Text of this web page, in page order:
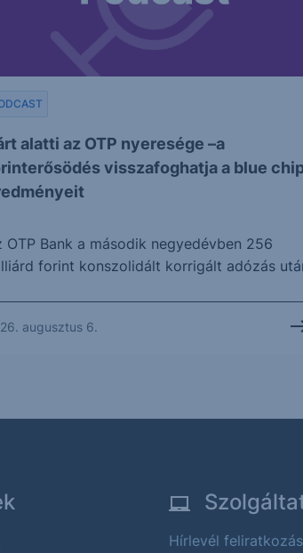
alatti az OTP nyeresége –a
visszafoghatja a blue
OTP Bank a második negyedévben 256
forint konszolidált korrigált adózás
augusztus 6.
Hírlevél feliratkozás